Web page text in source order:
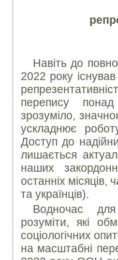
Навіть до
2022 року
перепису
зрозуміло,
ускладнює
Доступ до
лишається
наших
останніх місяців,
та українців).
Водночас для
розуміти, які
соціологічних
на масштабні